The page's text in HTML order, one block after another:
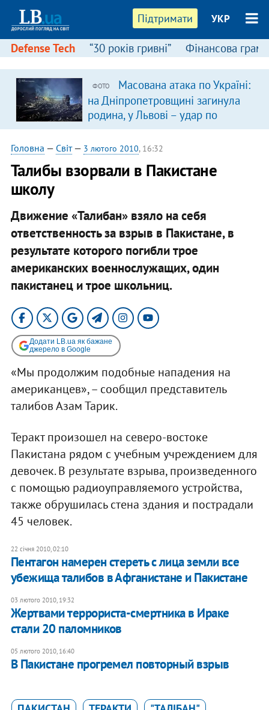
Підтримати УКР
Defense Tech “30 років гривні” Фінансова
ФОТО
Масована атака по Україні:
на Дніпропетровщині загинула
родина, у Львові – удар по
багатоповерхівках
(доповнюється)
Головна — Світ— 3 лютого 2010, 16:32
Талибы взорвали в Пакистане
школу
Движение «Талибан» взяло на себя
ответственность за взрыв в Пакистане, в
результате которого погибли трое
американских военнослужащих, один
пакистанец и трое школьниц.
Додати LB.ua як бажане
джерело в Google
«Мы продолжим подобные нападения на
американцев», – сообщил представитель
талибов Азам Тарик.
Теракт произошел на северо-востоке
Пакистана рядом с учебным учреждением для
девочек. В результате взрыва, произведенного
с помощью радиоуправляемого устройства,
также обрушилась стена здания и пострадали
45 человек.
22 січня 2010, 02:10
Пентагон намерен стереть с лица земли все
убежища талибов в Афганистане и Пакистане
03 лютого 2010, 19:32
Жертвами террориста-смертника в Ираке
стали 20 паломников
05 лютого 2010, 16:40
В Пакистане прогремел повторный взрыв